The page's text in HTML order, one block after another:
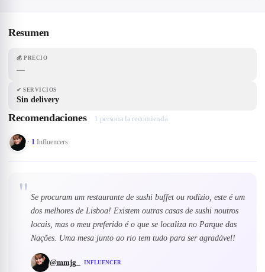
Resumen
💰 PRECIO
—
✔ SERVICIOS
Sin delivery
Recomendaciones 1 persona la recomienda
· 1 Influencers
" Se procuram um restaurante de sushi buffet ou rodízio, este é um
dos melhores de Lisboa! Existem outras casas de sushi noutros
locais, mas o meu preferido é o que se localiza no Parque das
Nações. Uma mesa junto ao rio tem tudo para ser agradável!
@mmjg_ INFLUENCER